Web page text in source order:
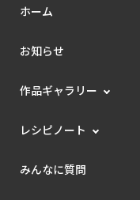
ホーム
お知らせ
作品ギャラリー
レシピノート
みんなに質問